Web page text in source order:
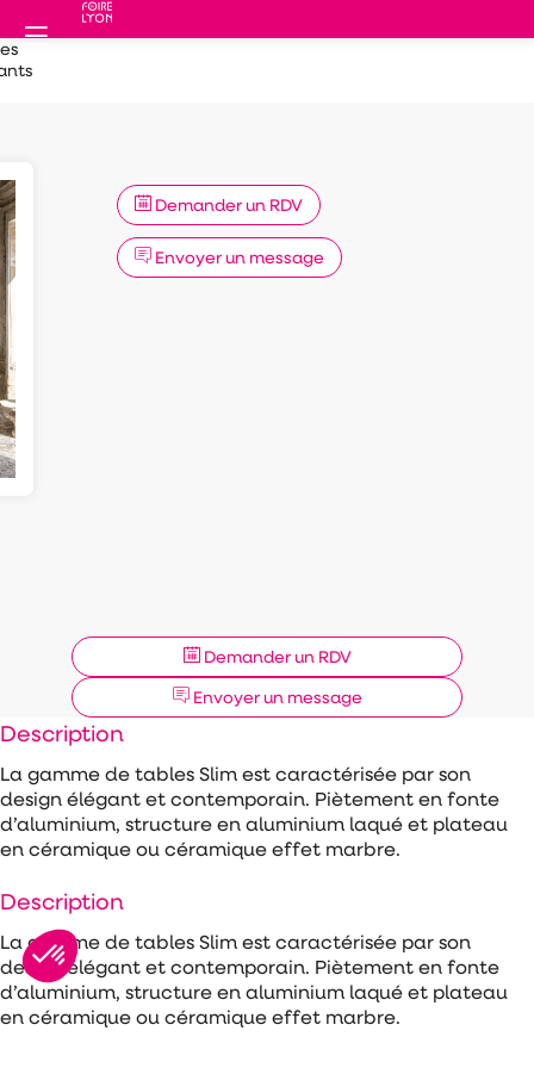
Demander un RDV
Envoyer un message
Demander un RDV
Envoyer un message
Description
La gamme de tables Slim est caractérisée par son
design élégant et contemporain. Piètement en fonte
d’aluminium, structure en aluminium laqué et plateau
en céramique ou céramique effet marbre.
Description
La gamme de tables Slim est caractérisée par son
design élégant et contemporain. Piètement en fonte
d’aluminium, structure en aluminium laqué et plateau
en céramique ou céramique effet marbre.